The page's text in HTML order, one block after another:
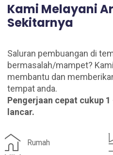
Kami Melayani
Sekitarnya
Saluran pembuangan di
bermasalah/mampet?
membantu dan
tempat anda.
Pengerjaan cepat cukup
lancar.
Rumah